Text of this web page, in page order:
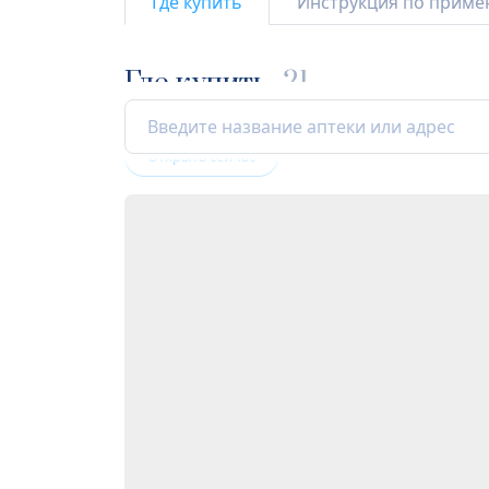
Где купить 21
Открыта сейчас